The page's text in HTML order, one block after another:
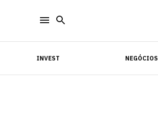
INVEST NEGÓCIOS
INVEST